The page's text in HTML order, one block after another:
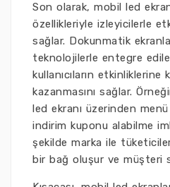
Son olarak, mobil led
özellikleriyle izleyicilerle
sağlar. Dokunmatik
teknolojilerle entegre
kullanıcıların etkinliklerine
kazanmasını sağlar.
led ekranı üzerinden
indirim kuponu alabilme
şekilde marka ile
bir bağ oluşur ve müşteri